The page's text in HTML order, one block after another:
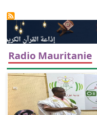
Radio Mauritanie